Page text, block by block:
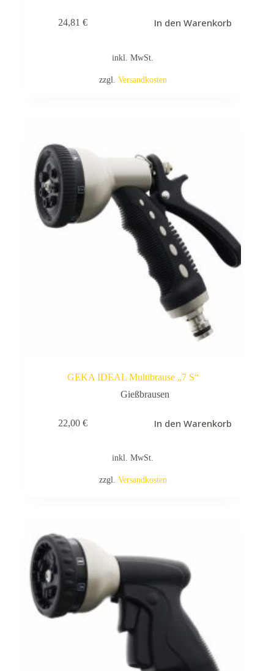
24,81 € In den Warenkorb
inkl. MwSt.
zzgl. Versandkosten
GEKA IDEAL Multibrause „7 S“
Gießbrausen
22,00 € In den Warenkorb
inkl. MwSt.
zzgl. Versandkosten